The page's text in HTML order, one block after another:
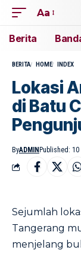
Aa
Berita
BERITA HOME INDEX
Lokasi
di Batu
ByADMIN Published:
Sejumlah
Tangerang
menjelang